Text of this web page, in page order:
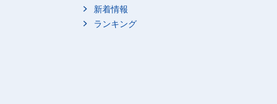
新着情報
ランキング